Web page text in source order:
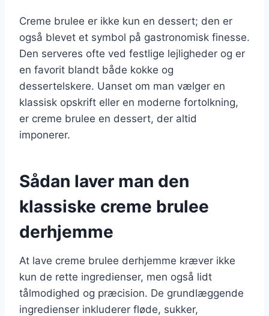
Creme brulee er ikke kun en dessert; den er
også blevet et symbol på gastronomisk finesse.
Den serveres ofte ved festlige lejligheder og er
en favorit blandt både kokke og
dessertelskere. Uanset om man vælger en
klassisk opskrift eller en moderne fortolkning,
er creme brulee en dessert, der altid
imponerer.
Sådan laver man den
klassiske creme brulee
derhjemme
At lave creme brulee derhjemme kræver ikke
kun de rette ingredienser, men også lidt
tålmodighed og præcision. De grundlæggende
ingredienser inkluderer fløde, sukker,